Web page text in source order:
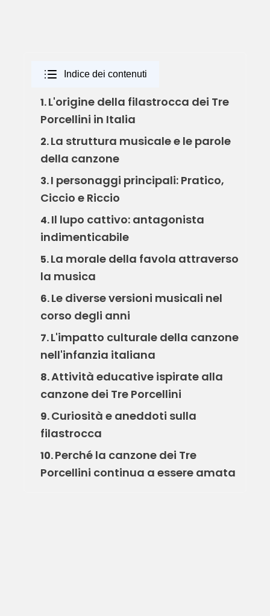
Indice dei contenuti
1.L'origine della filastrocca dei Tre
Porcellini in Italia
2.La struttura musicale e le parole
della canzone
3.I personaggi principali: Pratico,
Ciccio e Riccio
4.Il lupo cattivo: antagonista
indimenticabile
5.La morale della favola attraverso
la musica
6.Le diverse versioni musicali nel
corso degli anni
7.L'impatto culturale della canzone
nell'infanzia italiana
8.Attività educative ispirate alla
canzone dei Tre Porcellini
9.Curiosità e aneddoti sulla
filastrocca
10.Perché la canzone dei Tre
Porcellini continua a essere amata